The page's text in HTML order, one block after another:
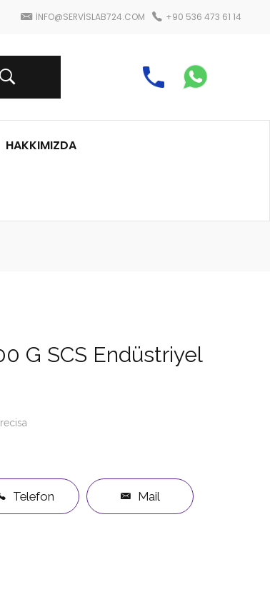
INFO@SERVISLAB724.COM +90 536 473 61 14
HAKKIMIZDA
G SCS Endüstriyel
Telefon Mail